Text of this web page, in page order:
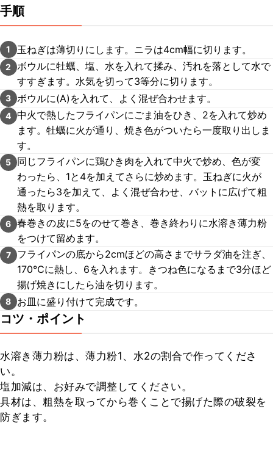
手順
1 玉ねぎは薄切りにします。ニラは4cm幅に切ります。
2
ボウルに牡蠣、塩、水を入れて揉み、汚れを落として水で
すすぎます。水気を切って3等分に切ります。
3 ボウルに(A)を入れて、よく混ぜ合わせます。
4 中火で熱したフライパンにごま油をひき、2を入れて炒め
ます。牡蠣に火が通り、焼き色がついたら一度取り出しま
す。
5
同じフライパンに鶏ひき肉を入れて中火で炒め、色が変
わったら、1と4を加えてさらに炒めます。玉ねぎに火が
通ったら3を加えて、よく混ぜ合わせ、バットに広げて粗
熱を取ります。
6 春巻きの皮に5をのせて巻き、巻き終わりに水溶き薄力粉
をつけて留めます。
7
フライパンの底から2cmほどの高さまでサラダ油を注ぎ、
170℃に熱し、6を入れます。きつね色になるまで3分ほど
揚げ焼きにしたら油を切ります。
8 お皿に盛り付けて完成です。
コツ・ポイント
水溶き薄力粉は、薄力粉1、水2の割合で作ってくださ
い。
塩加減は、お好みで調整してください。
具材は、粗熱を取ってから巻くことで揚げた際の破裂を
防ぎます。